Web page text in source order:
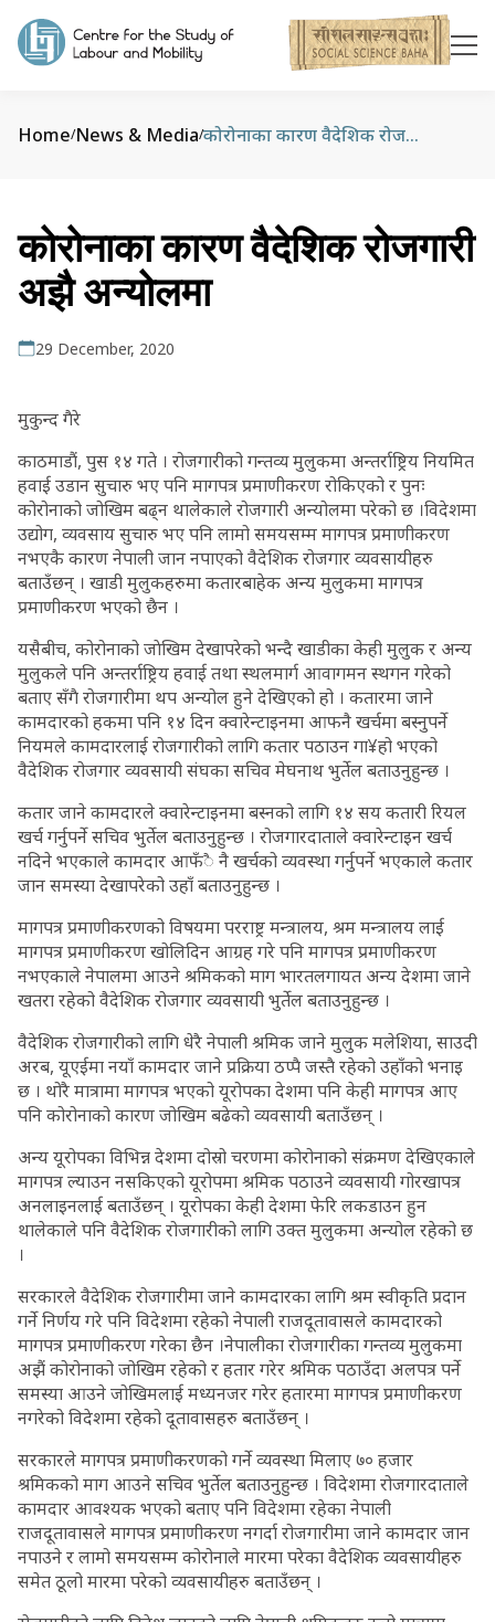
Home/News & Media/ कोरोनाका कारण वैदेशिक रोजगारी अझै अन्योलमा
कोरोनाका कारण वैदेशिक रोजगारी
अझै अन्योलमा
29 December, 2020
मुकुन्द गैरे
काठमाडौं, पुस १४ गते । रोजगारीको गन्तव्य मुलुकमा अन्तर्राष्ट्रिय नियमित
हवाई उडान सुचारु भए पनि मागपत्र प्रमाणीकरण रोकिएको र पुनः
कोरोनाको जोखिम बढ्न थालेकाले रोजगारी अन्योलमा परेको छ ।विदेशमा
उद्योग, व्यवसाय सुचारु भए पनि लामो समयसम्म मागपत्र प्रमाणीकरण
नभएकै कारण नेपाली जान नपाएको वैदेशिक रोजगार व्यवसायीहरु
बताउँछन् । खाडी मुलुकहरुमा कतारबाहेक अन्य मुलुकमा मागपत्र
प्रमाणीकरण भएको छैन ।
यसैबीच, कोरोनाको जाेखिम देखापरेको भन्दै खाडीका केही मुलुक र अन्य
मुलुकले पनि अन्तर्राष्ट्रिय हवाई तथा स्थलमार्ग आवागमन स्थगन गरेको
बताए सँगै रोजगारीमा थप अन्योल हुने देखिएको हो । कतारमा जाने
कामदारको हकमा पनि १४ दिन क्वारेन्टाइनमा आफनै खर्चमा बस्नुपर्ने
नियमले कामदारलाई रोजगारीको लागि कतार पठाउन गा¥हो भएको
वैदेशिक रोजगार व्यवसायी संघका सचिव मेघनाथ भुर्तेल बताउनुहुन्छ ।
कतार जाने कामदारले क्वारेन्टाइनमा बस्नको लागि १४ सय कतारी रियल
खर्च गर्नुपर्ने सचिव भुर्तेल बताउनुहुन्छ । रोजगारदाताले क्वारेन्टाइन खर्च
नदिने भएकाले कामदार आफँै नै खर्चको व्यवस्था गर्नुपर्ने भएकाले कतार
जान समस्या देखापरेको उहाँ बताउनुहुन्छ ।
मागपत्र प्रमाणीकरणको विषयमा परराष्ट्र मन्त्रालय, श्रम मन्त्रालय लाई
मागपत्र प्रमाणीकरण खोलिदिन आग्रह गरे पनि मागपत्र प्रमाणीकरण
नभएकाले नेपालमा आउने श्रमिकको माग भारतलगायत अन्य देशमा जाने
खतरा रहेको वैदेशिक रोजगार व्यवसायी भुर्तेल बताउनुहुन्छ ।
वैदेशिक रोजगारीको लागि धेरै नेपाली श्रमिक जाने मुलुक मलेशिया, साउदी
अरब, यूएईमा नयाँ कामदार जाने प्रक्रिया ठप्पै जस्तै रहेको उहाँको भनाइ
छ । थोरै मात्रामा मागपत्र भएको यूरोपका देशमा पनि केही मागपत्र आए
पनि कोरोनाको कारण जोखिम बढेको व्यवसायी बताउँछन् ।
अन्य यूरोपका विभिन्न देशमा दोस्रो चरणमा कोरोनाको संक्रमण देखिएकाले
मागपत्र ल्याउन नसकिएको यूरोपमा श्रमिक पठाउने व्यवसायी गोरखापत्र
अनलाइनलाई बताउँछन् । यूरोपका केही देशमा फेरि लकडाउन हुन
थालेकाले पनि वैदेशिक रोजगारीको लागि उक्त मुलुकमा अन्योल रहेको छ
।
सरकारले वैदेशिक रोजगारीमा जाने कामदारका लागि श्रम स्वीकृति प्रदान
गर्ने निर्णय गरे पनि विदेशमा रहेको नेपाली राजदूतावासले कामदारको
मागपत्र प्रमाणीकरण गरेका छैन ।नेपालीका रोजगारीका गन्तव्य मुलुकमा
अझैं कोरोनाको जोखिम रहेको र हतार गरेर श्रमिक पठाउँदा अलपत्र पर्ने
समस्या आउने जोखिमलाई मध्यनजर गरेर हतारमा मागपत्र प्रमाणीकरण
नगरेको विदेशमा रहेको दूतावासहरु बताउँछन् ।
सरकारले मागपत्र प्रमाणीकरणको गर्ने व्यवस्था मिलाए ७० हजार
श्रमिकको माग आउने सचिव भुर्तेल बताउनुहुन्छ । विदेशमा रोजगारदाताले
कामदार आवश्यक भएको बताए पनि विदेशमा रहेका नेपाली
राजदूतावासले मागपत्र प्रमाणीकरण नगर्दा रोजगारीमा जाने कामदार जान
नपाउने र लामो समयसम्म कोरोनाले मारमा परेका वैदेशिक व्यवसायीहरु
समेत ठूलो मारमा परेको व्यवसायीहरु बताउँछन् ।